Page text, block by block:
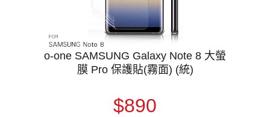
o-one SAMSUNG Galaxy Note 8 大螢
膜 Pro 保護貼(霧面) (統)
$890